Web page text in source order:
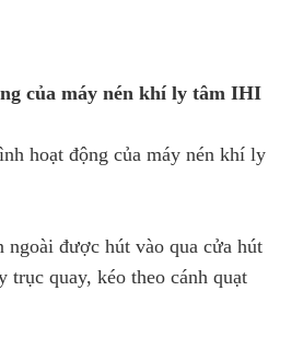
của máy nén khí ly tâm IHI
hoạt động của máy nén khí ly
được hút vào qua cửa hút
quay, kéo theo cánh quạt